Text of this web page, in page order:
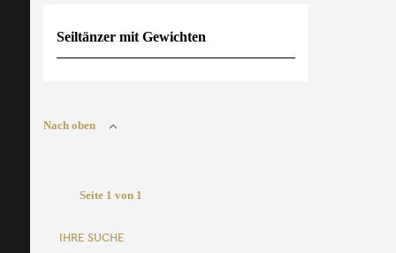
Seiltänzer mit Gewichten
Nach oben
Seite 1 von 1
IHRE SUCHE